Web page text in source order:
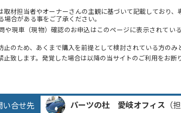
取材担当者やオーナーさんの主観に基づいて記載しており
場合がある事をご了承ください。
や現車（現物）確認のお申込はこのページに表示されてい
止のため、あくまで購入を前提として検討されている方のみ
止致します。発覚した場合は以降の当サイトのご利用をお断
い合せ先 パーツの杜 愛岐オフィス （